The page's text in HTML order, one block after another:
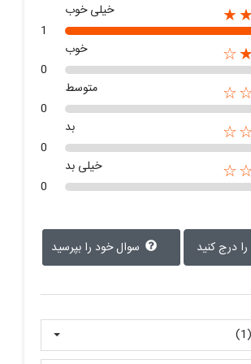
خیلی خوب
1
خوب
0
متوسط
0
بد
0
خیلی بد
0
سوال خود را بپرسید